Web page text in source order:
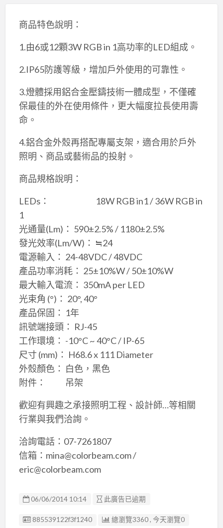
商品特色說明：
1.由6或12顆3W RGB in 1高功率的LED組成。
2.IP65防護等級，增加戶外使用的可靠性。
3.燈體採用鋁合金壓鑄技術一體成型，不僅確
保最佳的外在使用條件，更大幅度拉長使用壽
命。
4.鋁合金外殼再搭配專屬支架，適合用於戶外
照明、商品或藝術品的投射。
商品規格說明：
LEDs： 18W RGB in1 / 36W RGB in
1
光通量(Lm)： 590±2.5% / 1180±2.5%
發光效率(Lm/W)： ≒24
電源輸入： 24-48VDC / 48VDC
產品功率消耗： 25±10%W / 50±10%W
最大輸入電流： 350mA per LED
光束角 (°)： 20°, 40°
產品保固： 1年
訊號端接頭： RJ-45
工作環境： -10°C ~ 40°C / IP-65
尺寸 (mm)： H68.6 x 111 Diameter
外殼顏色： 白色，黑色
附件： 吊架
歡迎有興趣之承接照明工程、設計師…等相關
行業與我們洽詢。
洽詢電話：07-7261807
信箱：mina@colorbeam.com /
eric@colorbeam.com
06/06/2014 10:14 此廣告已逾期
廣告编號
885539122f3f1240 總瀏覽3360 , 今天瀏覽0